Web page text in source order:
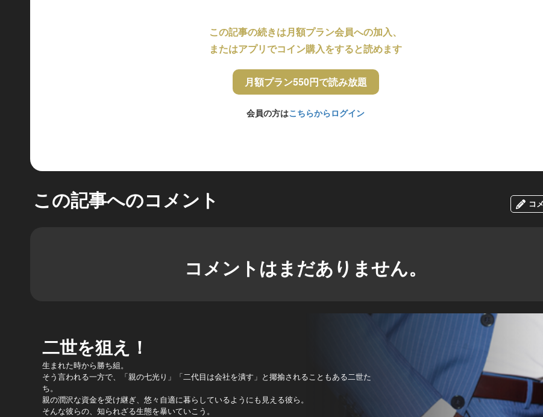
この記事の続きは月額プラン会員への加入、
またはアプリでコイン購入をすると読めます
月額プラン550円で読み放題
会員の方はこちらからログイン
この記事へのコメント コ
コメントはまだありません。
二世を狙え！
生まれた時から勝ち組。
そう言われる一方で、「親の七光り」「二代目は会社を潰す」と揶揄されることもある二世た
ち。
親の潤沢な資金を受け継ぎ、悠々自適に暮らしているようにも見える彼ら。
そんな彼らの、知られざる生態を暴いていこう。